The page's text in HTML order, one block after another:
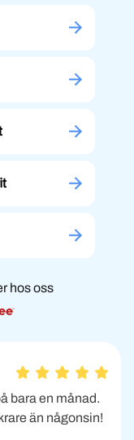
hos oss
bara en månad.
än någonsin!